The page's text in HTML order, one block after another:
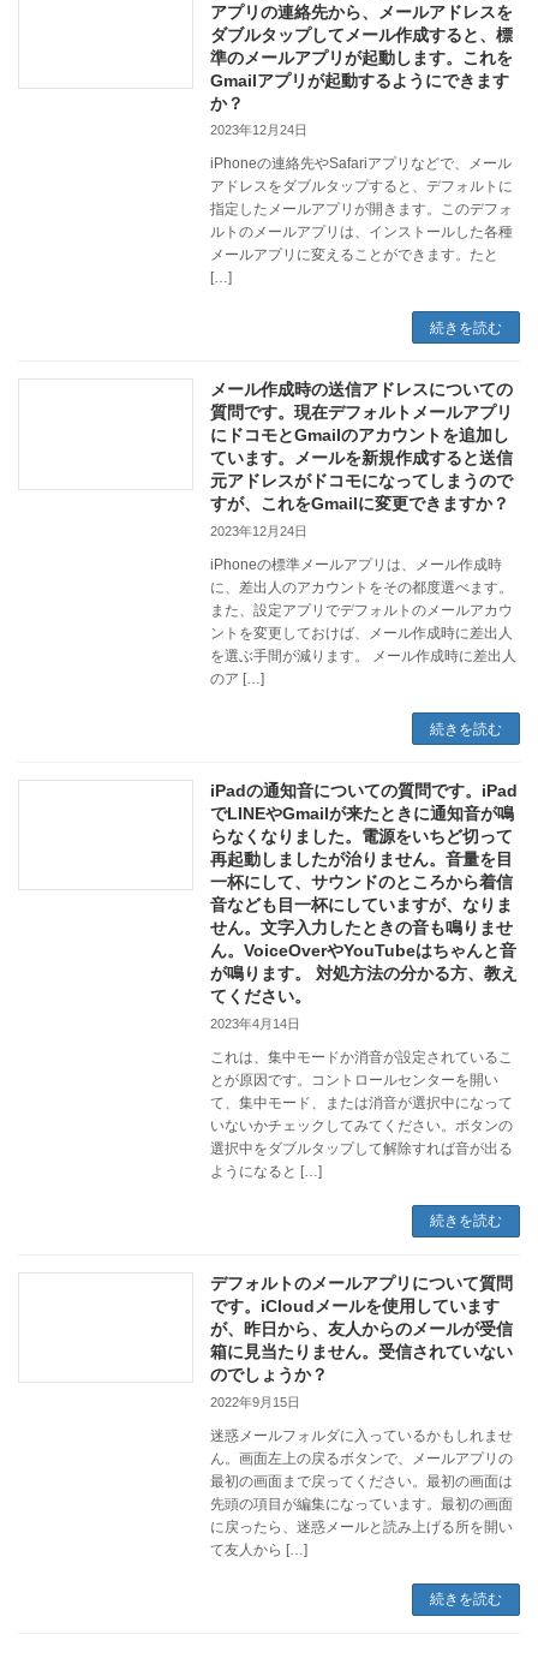
アプリの連絡先から、メールアドレスを
ダブルタップしてメール作成すると、標
準のメールアプリが起動します。これを
Gmailアプリが起動するようにできます
か？
2023年12月24日
iPhoneの連絡先やSafariアプリなどで、メール
アドレスをダブルタップすると、デフォルトに
指定したメールアプリが開きます。このデフォ
ルトのメールアプリは、インストールした各種
メールアプリに変えることができます。たと
[…]
続きを読む
メール作成時の送信アドレスについての
質問です。現在デフォルトメールアプリ
にドコモとGmailのアカウントを追加し
ています。メールを新規作成すると送信
元アドレスがドコモになってしまうので
すが、これをGmailに変更できますか？
2023年12月24日
iPhoneの標準メールアプリは、メール作成時
に、差出人のアカウントをその都度選べます。
また、設定アプリでデフォルトのメールアカウ
ントを変更しておけば、メール作成時に差出人
を選ぶ手間が減ります。 メール作成時に差出人
のア […]
続きを読む
iPadの通知音についての質問です。iPad
でLINEやGmailが来たときに通知音が鳴
らなくなりました。電源をいちど切って
再起動しましたが治りません。音量を目
一杯にして、サウンドのところから着信
音なども目一杯にしていますが、なりま
せん。文字入力したときの音も鳴りませ
ん。VoiceOverやYouTubeはちゃんと音
が鳴ります。 対処方法の分かる方、教え
てください。
2023年4月14日
これは、集中モードか消音が設定されているこ
とが原因です。コントロールセンターを開い
て、集中モード、または消音が選択中になって
いないかチェックしてみてください。ボタンの
選択中をダブルタップして解除すれば音が出る
ようになると […]
続きを読む
デフォルトのメールアプリについて質問
です。iCloudメールを使用しています
が、昨日から、友人からのメールが受信
箱に見当たりません。受信されていない
のでしょうか？
2022年9月15日
迷惑メールフォルダに入っているかもしれませ
ん。画面左上の戻るボタンで、メールアプリの
最初の画面まで戻ってください。最初の画面は
先頭の項目が編集になっています。最初の画面
に戻ったら、迷惑メールと読み上げる所を開い
て友人から […]
続きを読む